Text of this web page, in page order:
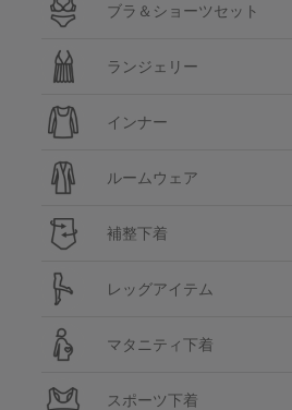
ブラ＆ショーツセット
ランジェリー
インナー
ルームウェア
補整下着
レッグアイテム
マタニティ下着
スポーツ下着